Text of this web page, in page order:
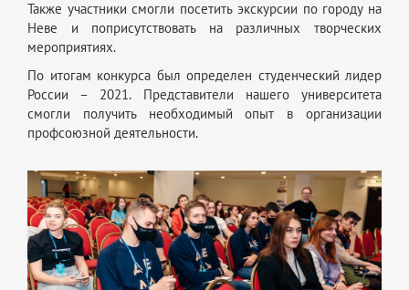
Также участники смогли посетить экскурсии по городу на
Неве и поприсутствовать на различных творческих
мероприятиях.
По итогам конкурса был определен студенческий лидер
России – 2021. Представители нашего университета
смогли получить необходимый опыт в организации
профсоюзной деятельности.